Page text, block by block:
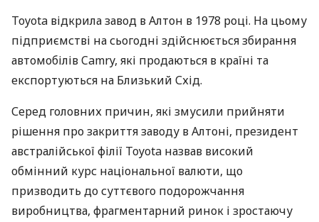
Toyota відкрила завод в Алтон в 1978 році. На цьому
підприємстві на сьогодні здійснюється збирання
автомобілів Camry, які продаються в країні та
експортуються на Близький Схід.
Серед головних причин, які змусили прийняти
рішення про закриття заводу в Алтоні, президент
австралійської філії Toyota назвав високий
обмінний курс національної валюти, що
призводить до суттєвого подорожчання
виробництва, фрагментарний ринок і зростаючу